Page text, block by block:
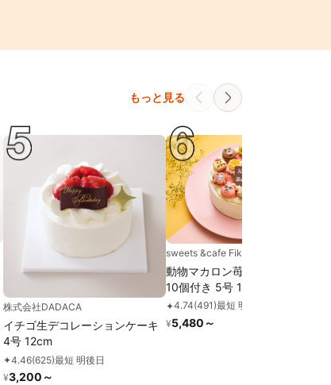
もっと見る
株式会社DADACA
イチゴ生デコレーションケーキ
4号 12cm
✦4.46(625)最短 明後日
¥3,200 ～
sweets &cafe Fika
動物マカロン苺ショートケーキ
10個付き 5号 15cm
✦4.74(491)最短 明日
¥5,480 ～